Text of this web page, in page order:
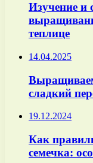
Изучение и
теплице
14.04.2025
сладкий
19.12.2024
Как
семечка: